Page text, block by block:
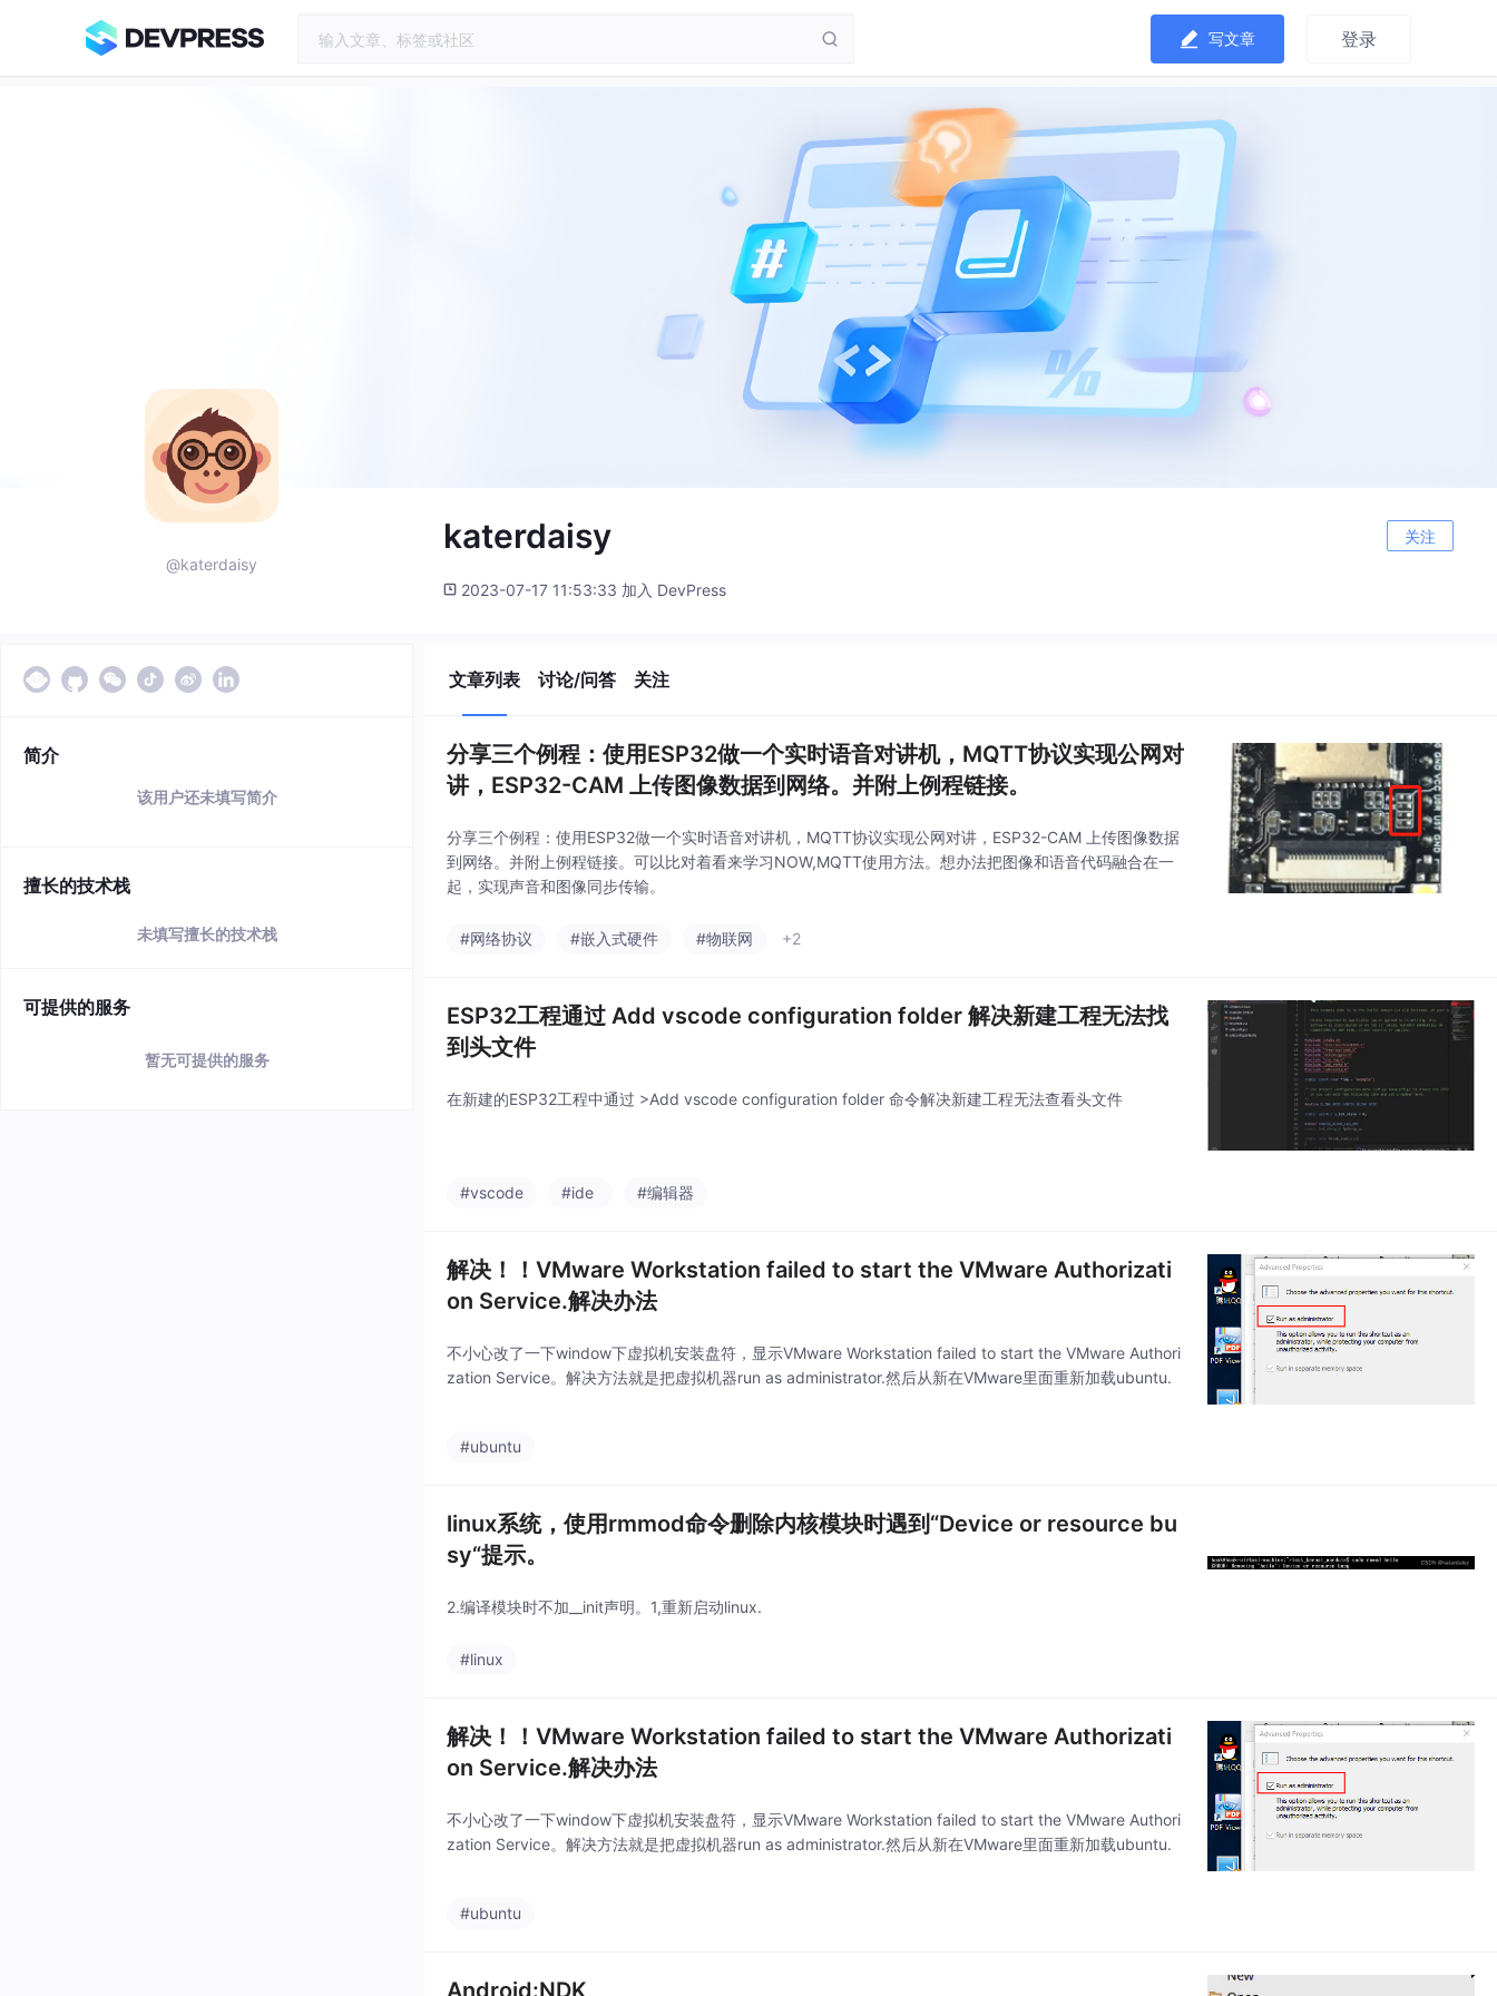
写文章 登录
@katerdaisy
katerdaisy 关注
2023-07-17 11:53:33 加入 DevPress
简介
该用户还未填写简介
擅长的技术栈
未填写擅长的技术栈
可提供的服务
暂无可提供的服务
文章列表 讨论/问答 关注
分享三个例程：使用ESP32做一个实时语音对讲机，MQTT协议实现公网对
讲，ESP32-CAM 上传图像数据到网络。并附上例程链接。
分享三个例程：使用ESP32做一个实时语音对讲机，MQTT协议实现公网对讲，ESP32-CAM 上传图像数据
到网络。并附上例程链接。可以比对着看来学习NOW,MQTT使用方法。想办法把图像和语音代码融合在一
起，实现声音和图像同步传输。
#网络协议 #嵌入式硬件 #物联网 +2
ESP32工程通过 Add vscode configuration folder 解决新建工程无法找
到头文件
在新建的ESP32工程中通过 >Add vscode configuration folder 命令解决新建工程无法查看头文件
#vscode #ide #编辑器
解决！！VMware Workstation failed to start the VMware Authorizati
on Service.解决办法
不小心改了一下window下虚拟机安装盘符，显示VMware Workstation failed to start the VMware Authori
zation Service。解决方法就是把虚拟机器run as administrator.然后从新在VMware里面重新加载ubuntu.
#ubuntu
linux系统，使用rmmod命令删除内核模块时遇到“Device or resource bu
sy“提示。
2.编译模块时不加__init声明。1,重新启动linux.
#linux
解决！！VMware Workstation failed to start the VMware Authorizati
on Service.解决办法
不小心改了一下window下虚拟机安装盘符，显示VMware Workstation failed to start the VMware Authori
zation Service。解决方法就是把虚拟机器run as administrator.然后从新在VMware里面重新加载ubuntu.
#ubuntu
Android:NDK